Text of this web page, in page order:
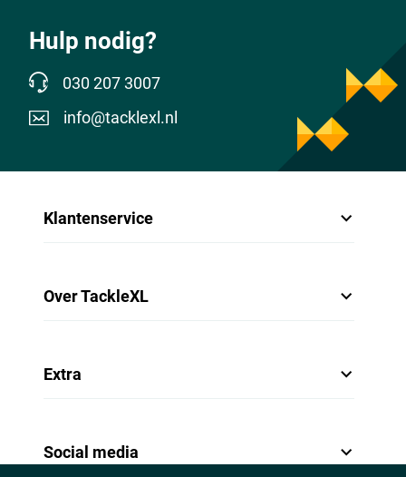
Hulp nodig?
030 207 3007
info@tacklexl.nl
Klantenservice
Over TackleXL
Extra
Social media